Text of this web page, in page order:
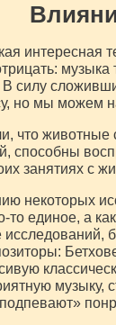
интересная
силу
но мы можем
что животные
способны
занятиях с
некоторых
то единое, а
музыку,